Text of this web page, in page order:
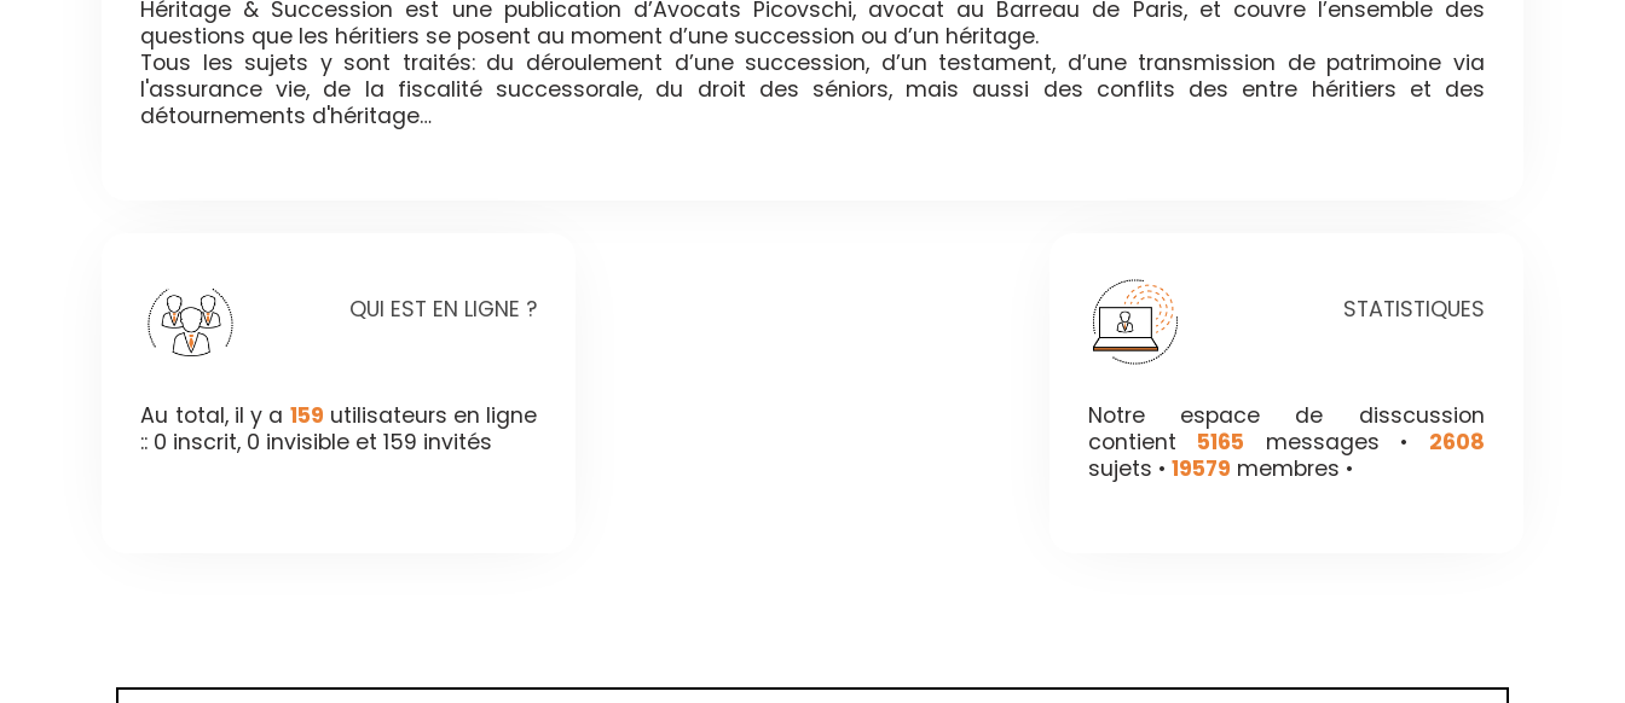
Héritage & Succession est une publication d’Avocats Picovschi, avocat au Barreau de Paris, et couvre l’ensemble des
questions que les héritiers se posent au moment d’une succession ou d’un héritage.
Tous les sujets y sont traités: du déroulement d’une succession, d’un testament, d’une transmission de patrimoine via
l'assurance vie, de la fiscalité successorale, du droit des séniors, mais aussi des conflits des entre héritiers et des
détournements d'héritage…
QUI EST EN LIGNE ?
Au total, il y a 159 utilisateurs en ligne
:: 0 inscrit, 0 invisible et 159 invités
STATISTIQUES
Notre espace de disscussion
contient 5165 messages • 2608
sujets • 19579 membres •